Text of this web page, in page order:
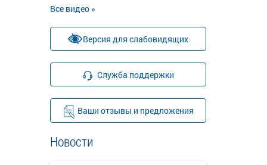
Все видео »
Версия для слабовидящих
Служба поддержки
Ваши отзывы и предложения
Новости